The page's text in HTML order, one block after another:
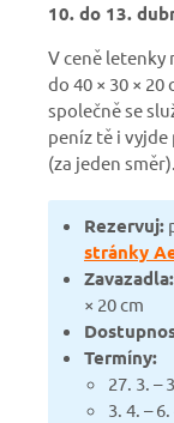
10. do 13.
V ceně letenky
do 40 × 30 ×
společně se
peníz tě i
(za jeden směr).
Rezervuj:
stránky
Zavazadla:
× 20 cm
Termíny:
27. 3. –
3. 4. – 6.